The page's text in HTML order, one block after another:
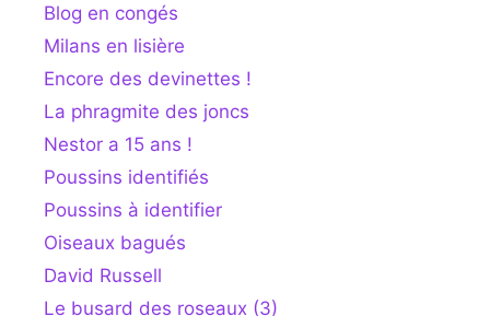
Blog en congés
Milans en lisière
Encore des devinettes !
La phragmite des joncs
Nestor a 15 ans !
Poussins identifiés
Poussins à identifier
Oiseaux bagués
David Russell
Le busard des roseaux (3)